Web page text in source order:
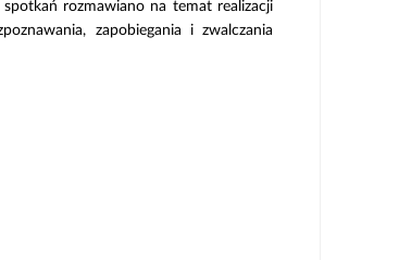
rozmawiano na temat realizacji
zapobiegania i zwalczania